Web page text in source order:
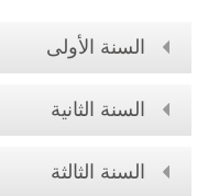
السنة الأولى
السنة الثانية
السنة الثالثة